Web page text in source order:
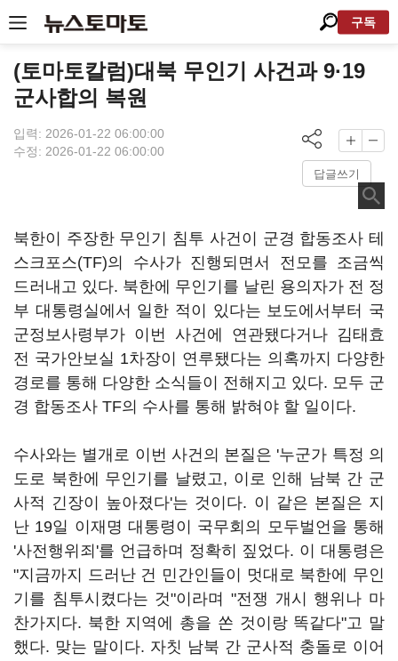
구독
(토마토칼럼)대북 무인기 사건과 9·19
군사합의 복원
입력: 2026-01-22 06:00:00
수정: 2026-01-22 06:00:00
답글쓰기
북한이 주장한 무인기 침투 사건이 군경 합동조사 테
스크포스(TF)의 수사가 진행되면서 전모를 조금씩
드러내고 있다. 북한에 무인기를 날린 용의자가 전 정
부 대통령실에서 일한 적이 있다는 보도에서부터 국
군정보사령부가 이번 사건에 연관됐다거나 김태효
전 국가안보실 1차장이 연루됐다는 의혹까지 다양한
경로를 통해 다양한 소식들이 전해지고 있다. 모두 군
경 합동조사 TF의 수사를 통해 밝혀야 할 일이다.
수사와는 별개로 이번 사건의 본질은 '누군가 특정 의
도로 북한에 무인기를 날렸고, 이로 인해 남북 간 군
사적 긴장이 높아졌다'는 것이다. 이 같은 본질은 지
난 19일 이재명 대통령이 국무회의 모두벌언을 통해
'사전행위죄'를 언급하며 정확히 짚었다. 이 대통령은
"지금까지 드러난 건 민간인들이 멋대로 북한에 무인
기를 침투시켰다는 것"이라며 "전쟁 개시 행위나 마
찬가지다. 북한 지역에 총을 쏜 것이랑 똑같다"고 말
했다. 맞는 말이다. 자칫 남북 간 군사적 충돌로 이어